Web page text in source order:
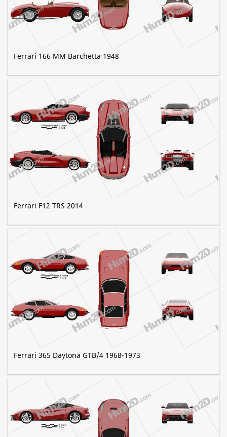
Ferrari 166 MM Barchetta 1948
Ferrari F12 TRS 2014
Ferrari 365 Daytona GTB/4 1968-1973